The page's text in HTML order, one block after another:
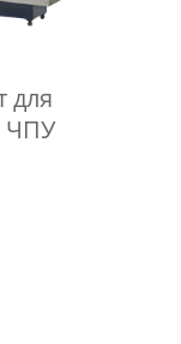
для
ЧПУ